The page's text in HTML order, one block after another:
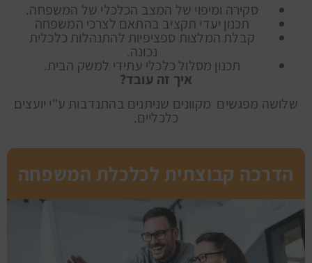
סקירה ומיפוי של המצב הכלכלי של המשפחה.
תכנון יעדי תקציב בהתאם לצרכי המשפחה
קבלת המלצות ספציפיות להתנהלות כלכלית
נכונה.
תכנון מסלול כלכלי עתידי למשק הבית.
איך זה עובד?
שלושה מפגשים מקוונים שניתנים בהתנדבות ע"י יועצים
כלכליים.
הדרכה קבוצתית לכלכלת המשפחה